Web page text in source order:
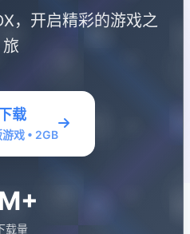
，开启精彩的游戏之
旅
载
戏 • 2GB
载量